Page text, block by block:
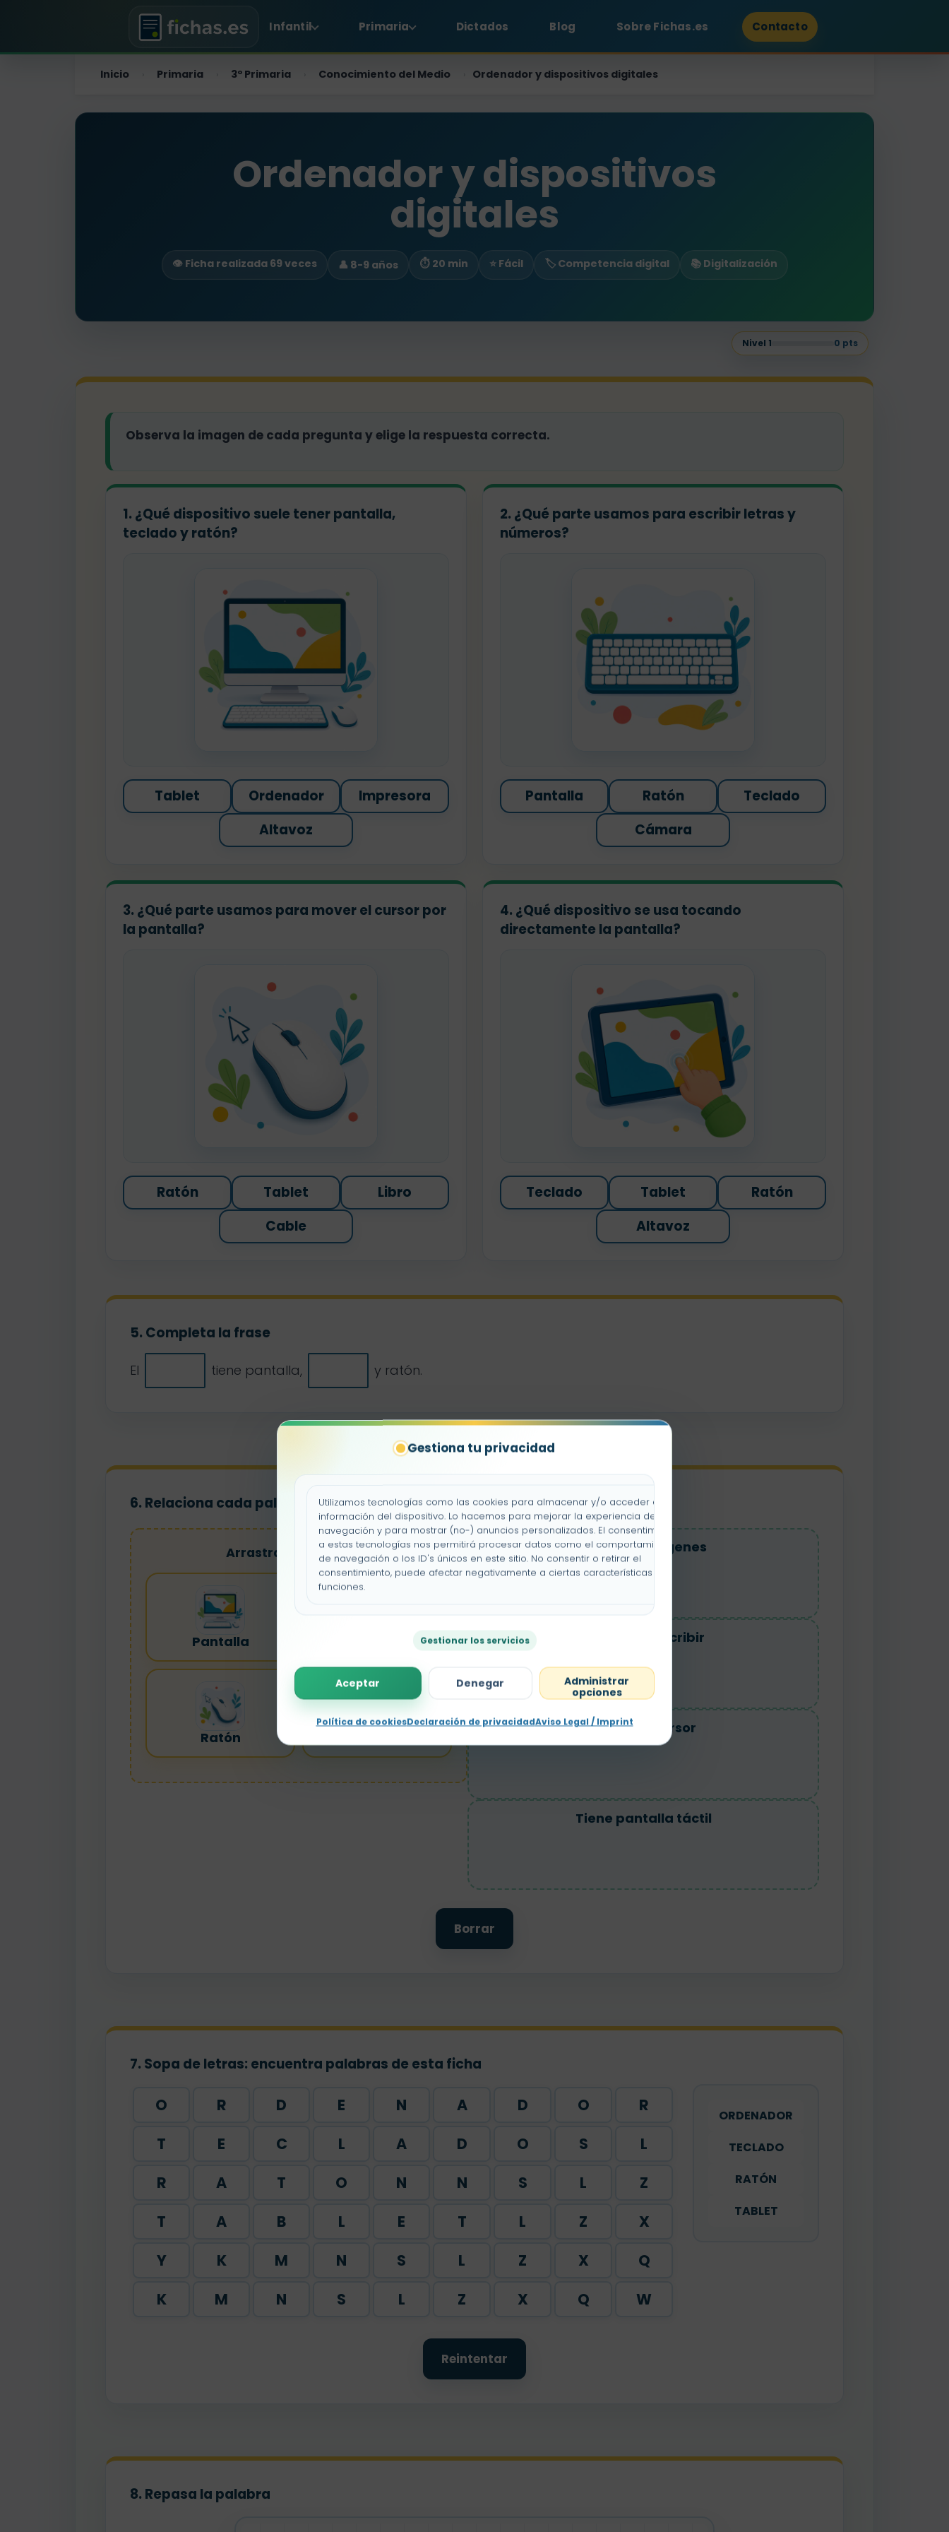
Gestiona tu privacidad
Utilizamos tecnologías como las cookies para almacenar y/o acceder a la
información del dispositivo. Lo hacemos para mejorar la experiencia de
navegación y para mostrar (no-) anuncios personalizados. El consentimiento
a estas tecnologías nos permitirá procesar datos como el comportamiento
de navegación o los ID's únicos en este sitio. No consentir o retirar el
consentimiento, puede afectar negativamente a ciertas características y
funciones.
Gestionar los servicios
Aceptar Denegar
Administrar
opciones
Política de cookiesDeclaración de privacidadAviso Legal / Imprint
Infantil Primaria Dictados Blog Sobre Fichas.es Contacto
Inicio › Primaria › 3º Primaria › Conocimiento del Medio › Ordenador y dispositivos digitales
Ordenador y dispositivos
digitales
👁️ Ficha realizada 69 veces 👤 8-9 años ⏱ 20 min ⭐ Fácil 🏷️ Competencia digital 📚 Digitalización
Nivel 1 0 pts
Observa la imagen de cada pregunta y elige la respuesta correcta.
1. ¿Qué dispositivo suele tener pantalla,
teclado y ratón?
Tablet Ordenador
Impresora
Altavoz
2. ¿Qué parte usamos para escribir letras y
números?
Pantalla Ratón
Teclado
Cámara
3. ¿Qué parte usamos para mover el cursor por
la pantalla?
Ratón Tablet
Libro
Cable
4. ¿Qué dispositivo se usa tocando
directamente la pantalla?
Teclado Tablet
Ratón
Altavoz
5. Completa la frase
El tiene pantalla, y ratón.
6. Relaciona cada palabra con su función
Arrastra el dispositivo
Pantalla
Ratón
Muestra imágenes
Sirve para escribir
Mueve el cursor
Tiene pantalla táctil
Borrar
7. Sopa de letras: encuentra palabras de esta ficha
O R D E N A D O
R
T
E C L A D O S
L
R
A T O N N S L
Z
T
A B L E T L Z
X
Y
K M N S L Z X
Q
K
M N S L Z X Q W
ORDENADOR
TECLADO
RATÓN
TABLET
Reintentar
8. Repasa la palabra